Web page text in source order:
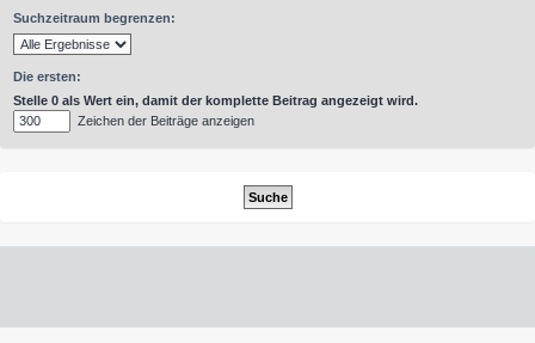
Suchzeitraum begrenzen:
Die ersten:
Stelle 0 als Wert ein, damit der komplette Beitrag angezeigt wird.
Zeichen der Beiträge anzeigen